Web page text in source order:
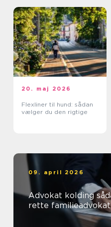
20. maj 2026
Flexliner til hund: sådan
vælger du den rigtige
09. april 2026
Advokat kolding sådan vælger du den
rette familieadvokat